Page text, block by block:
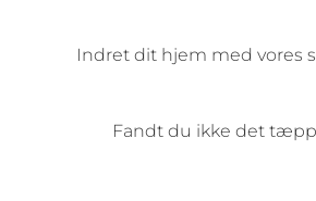
Indret dit hjem med vores
Fandt du ikke det